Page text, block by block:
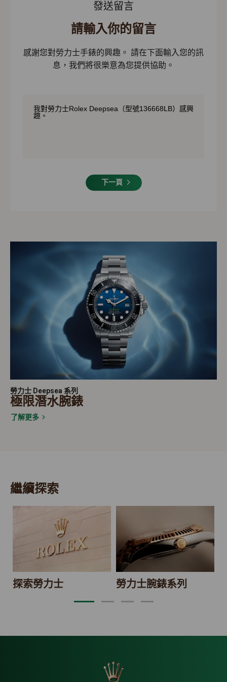
發送留言
請輸入你的留言
感謝您對勞力士手錶的興趣。 請在下面輸入您的訊
息，我們將很樂意為您提供協助。
下一頁
勞力士 Deepsea 系列
極限潛水腕錶
了解更多
繼續探索
探索勞力士 勞力士腕錶系列